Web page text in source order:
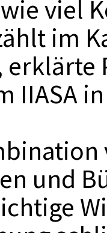
viel
im
IIASA
und